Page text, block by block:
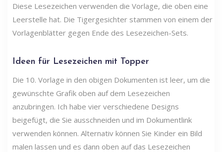
Diese Lesezeichen verwenden die Vorlage, die oben eine
Leerstelle hat. Die Tigergesichter stammen von einem der
Vorlagenblätter gegen Ende des Lesezeichen-Sets.
Ideen für Lesezeichen mit Topper
Die 10. Vorlage in den obigen Dokumenten ist leer, um die
gewünschte Grafik oben auf dem Lesezeichen
anzubringen. Ich habe vier verschiedene Designs
beigefügt, die Sie ausschneiden und im Dokumentlink
verwenden können. Alternativ können Sie Kinder ein Bild
malen lassen und es dann oben auf das Lesezeichen